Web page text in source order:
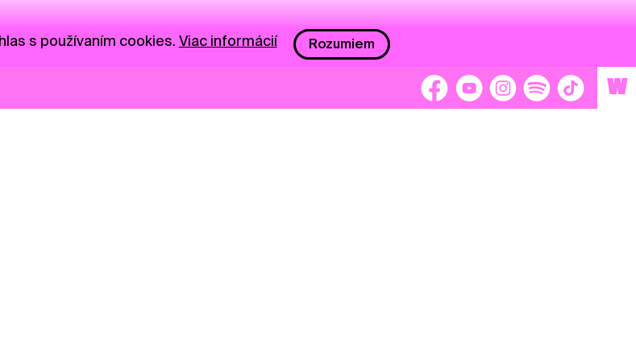
W
s používaním cookies. Viac informácií Rozumiem